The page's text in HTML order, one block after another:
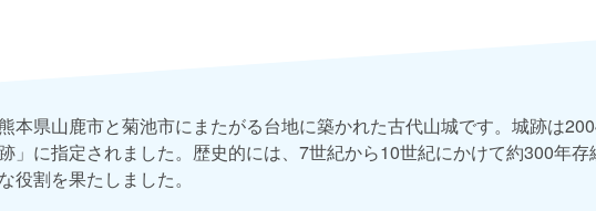
本県山鹿市と菊池市にまたがる台地に築かれた古代山城です。城跡は
」に指定されました。歴史的には、7世紀から10世紀にかけて約300年
役割を果たしました。